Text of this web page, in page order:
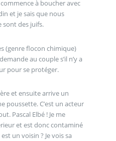
à boucher avec
et je sais que nous
sont des juifs.
(genre flocon chimique)
au couple s’il n’y a
pour se protéger.
et ensuite arrive un
poussette. C’est un acteur
Pascal Elbé ! Je me
et est donc contaminé
un voisin ? Je vois sa